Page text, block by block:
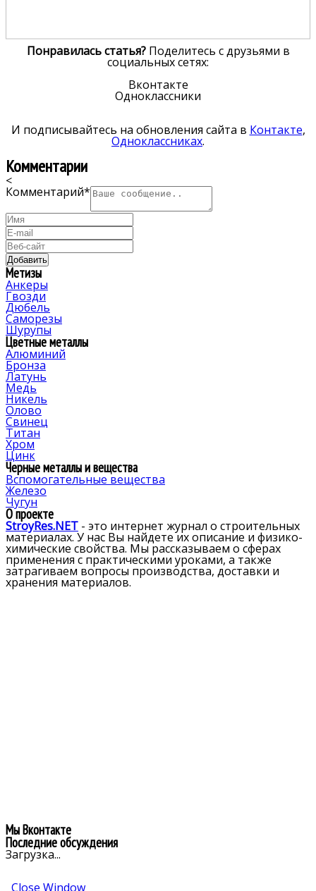
Понравилась статья?Поделитесь с друзьями в
социальных сетях:
Вконтакте
Одноклассники
И подписывайтесь на обновления сайта в Контакте,
Одноклассниках.
Комментарии
<
Комментарий*
Метизы
Анкеры
Гвозди
Дюбель
Саморезы
Шурупы
Цветные металлы
Алюминий
Бронза
Латунь
Медь
Никель
Олово
Свинец
Титан
Хром
Цинк
Черные металлы и вещества
Вспомогательные вещества
Железо
Чугун
О проекте
StroyRes.NET - это интернет журнал о строительных
материалах. У нас Вы найдете их описание и физико-
химические свойства. Мы рассказываем о сферах
применения с практическими уроками, а также
затрагиваем вопросы производства, доставки и
хранения материалов.
Мы Вконтакте
Последние обсуждения
Загрузка...
Close Window